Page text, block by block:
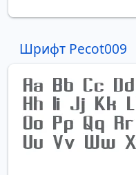
Шрифт Pecot009